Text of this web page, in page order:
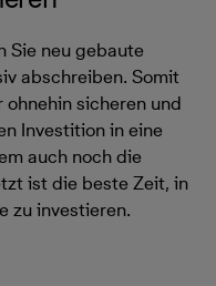
Sie neu gebaute
abschreiben. Somit
sicheren und
Investition in eine
auch noch die
ist die beste Zeit, in
zu investieren.